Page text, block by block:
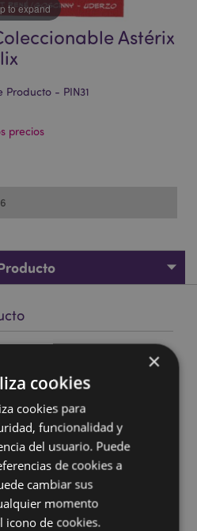
to expand
Astérix
Producto - PIN31
precios
Astérix de Astérix y Obélix
Advertencia: Punta afilada,
de 3 años debido a las
no es un juguete.
Licencia:Este producto cuenta
y puede venderse en todo el
×
cookies
cookies para
funcionalidad y
del usuario. Puede
de cookies a
cambiar sus
momento
icono de cookies.